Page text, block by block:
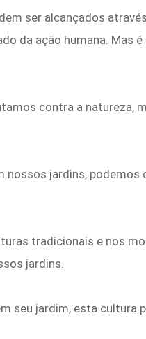
ser alcançados
da ação humana. Mas
contra a natureza,
jardins, podemos
tradicionais e nos
jardins.
seu jardim, esta cultura